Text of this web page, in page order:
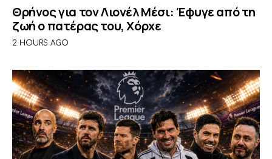
Θρήνος για τον Λιονέλ Μέσι: Έφυγε από τη
ζωή ο πατέρας του, Χόρχε
2 HOURS AGO